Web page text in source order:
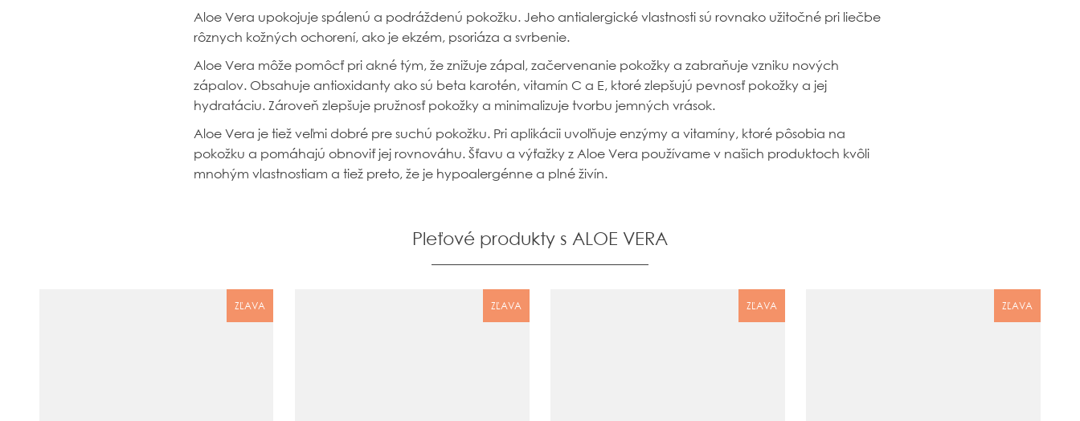
Aloe Vera upokojuje spálenú a podráždenú pokožku. Jeho antialergické vlastnosti sú rovnako užitočné pri liečbe
rôznych kožných ochorení, ako je ekzém, psoriáza a svrbenie.
Aloe Vera môže pomôcť pri akné tým, že znižuje zápal, začervenanie pokožky a zabraňuje vzniku nových
zápalov. Obsahuje antioxidanty ako sú beta karotén, vitamín C a E, ktoré zlepšujú pevnosť pokožky a jej
hydratáciu. Zároveň zlepšuje pružnosť pokožky a minimalizuje tvorbu jemných vrások.
Aloe Vera je tiež veľmi dobré pre suchú pokožku. Pri aplikácii uvoľňuje enzýmy a vitamíny, ktoré pôsobia na
pokožku a pomáhajú obnoviť jej rovnováhu. Šťavu a výťažky z Aloe Vera používame v našich produktoch kvôli
mnohým vlastnostiam a tiež preto, že je hypoalergénne a plné živín.
Pleťové produkty s ALOE VERA
ZĽAVA ZĽAVA ZĽAVA ZĽAVA